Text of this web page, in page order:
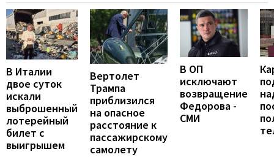
В Италии
двое суток
искали
выброшенный
лотерейный
билет с
выигрышем
Вертолет
Трампа
приблизился
на опасное
расстояние к
пассажирскому
самолету
В ОП
исключают
возвращение
Федорова -
СМИ